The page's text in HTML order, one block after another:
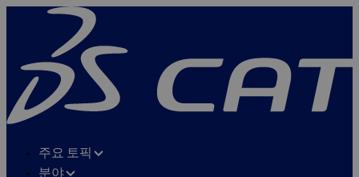
주요 토픽
분야